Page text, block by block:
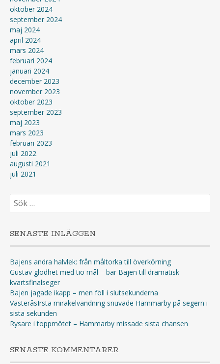
oktober 2024
september 2024
maj 2024
april 2024
mars 2024
februari 2024
januari 2024
december 2023
november 2023
oktober 2023
september 2023
maj 2023
mars 2023
februari 2023
juli 2022
augusti 2021
juli 2021
Sök
efter:
SENASTE INLÄGGEN
Bajens andra halvlek: från måltorka till överkörning
Gustav glödhet med tio mål – bar Bajen till dramatisk
kvartsfinalseger
Bajen jagade ikapp – men föll i slutsekunderna
VästeråsIrsta mirakelvändning snuvade Hammarby på segern i
sista sekunden
Rysare i toppmötet – Hammarby missade sista chansen
SENASTE KOMMENTARER